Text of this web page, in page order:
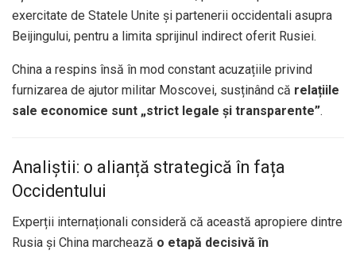
exercitate de Statele Unite și partenerii occidentali asupra
Beijingului, pentru a limita sprijinul indirect oferit Rusiei.
China a respins însă în mod constant acuzațiile privind
furnizarea de ajutor militar Moscovei, susținând că relațiile
sale economice sunt „strict legale și transparente”.
Analiștii: o alianță strategică în fața
Occidentului
Experții internaționali consideră că această apropiere dintre
Rusia și China marchează o etapă decisivă în